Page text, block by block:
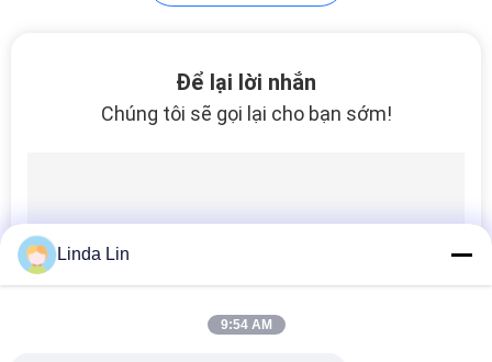
Để lại lời nhắn
Chúng tôi sẽ gọi lại cho bạn sớm!
Linda Lin
9:54 AM